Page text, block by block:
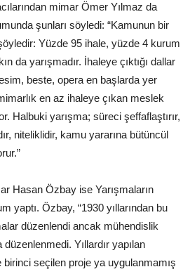
mimar Ömer Yılmaz da
şunları söyledi: “Kamunun bir
Yüzde 95 ihale, yüzde 4 kurum
da yarışmadır. İhaleye çıktığı dallar
beste, opera en başlarda yer
en az ihaleye çıkan meslek
Halbuki yarışma; süreci şeffaflaştırır,
niteliklidir, kamu yararına bütüncül
Hasan Özbay ise Yarışmaların
yaptı. Özbay, “1930 yıllarından bu
düzenlendi ancak mühendislik
Yıllardır yapılan
seçilen proje ya uygulanmamış